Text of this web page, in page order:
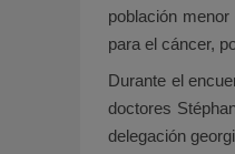
población
para el cáncer,
Durante el
doctores
delegación